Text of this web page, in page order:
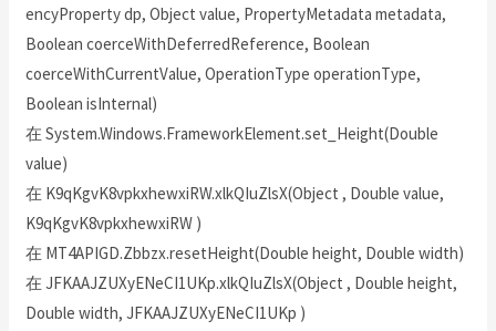
encyProperty dp, Object value, PropertyMetadata metadata,
Boolean coerceWithDeferredReference, Boolean
coerceWithCurrentValue, OperationType operationType,
Boolean isInternal)
在 System.Windows.FrameworkElement.set_Height(Double
value)
在 K9qKgvK8vpkxhewxiRW.xlkQIuZlsX(Object , Double value,
K9qKgvK8vpkxhewxiRW )
在 MT4APIGD.Zbbzx.resetHeight(Double height, Double width)
在 JFKAAJZUXyENeCI1UKp.xlkQIuZlsX(Object , Double height,
Double width, JFKAAJZUXyENeCI1UKp )